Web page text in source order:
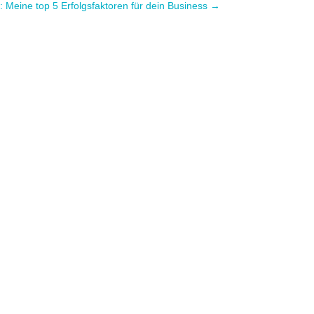
Meine top 5 Erfolgsfaktoren für dein Business→